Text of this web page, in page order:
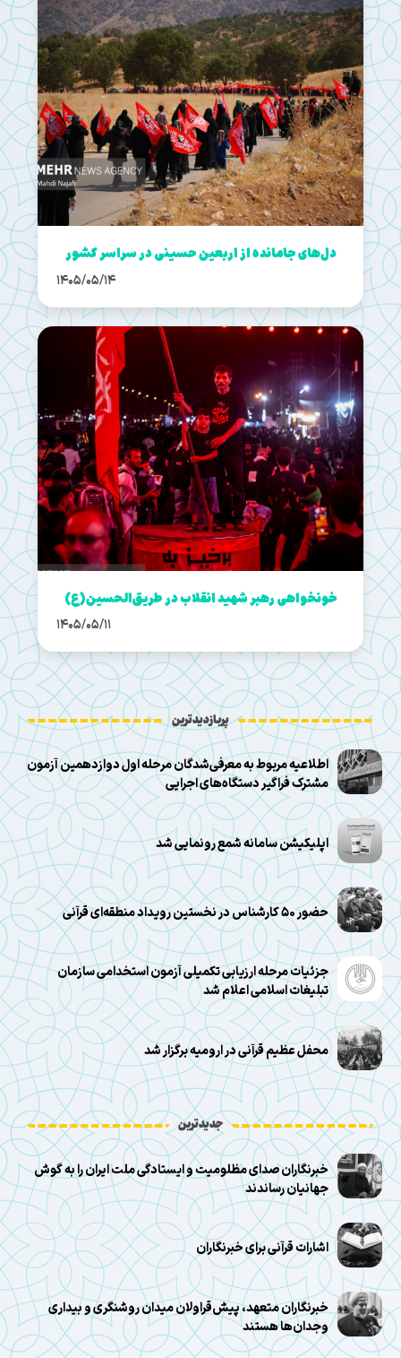
دل‌های جامانده از اربعین حسینی در سراسر کشور
1405/05/14
خونخواهی رهبر شهید انقلاب در طریق‌الحسین(ع)
1405/05/11
پربازدیدترین
اطلاعیه مربوط به معرفی‌شدگان مرحله اول دوازدهمین آزمون
مشترک فراگیر دستگاه‌های اجرایی
اپلیکیشن سامانه شمع رونمایی شد
حضور ۵۰ کارشناس در نخستین رویداد منطقه‌ای قرآنی
جزئیات مرحله ارزیابی تکمیلی آزمون استخدامی سازمان
تبلیغات اسلامی اعلام شد
محفل عظیم قرآنی در ارومیه برگزار شد
جدیدترین
خبرنگاران صدای مظلومیت و ایستادگی ملت ایران را به گوش
جهانیان رساندند
اشارات قرآنی برای خبرنگاران
خبرنگاران متعهد، پیش‌قراولان میدان روشنگری و بیداری
وجدان‌ها هستند